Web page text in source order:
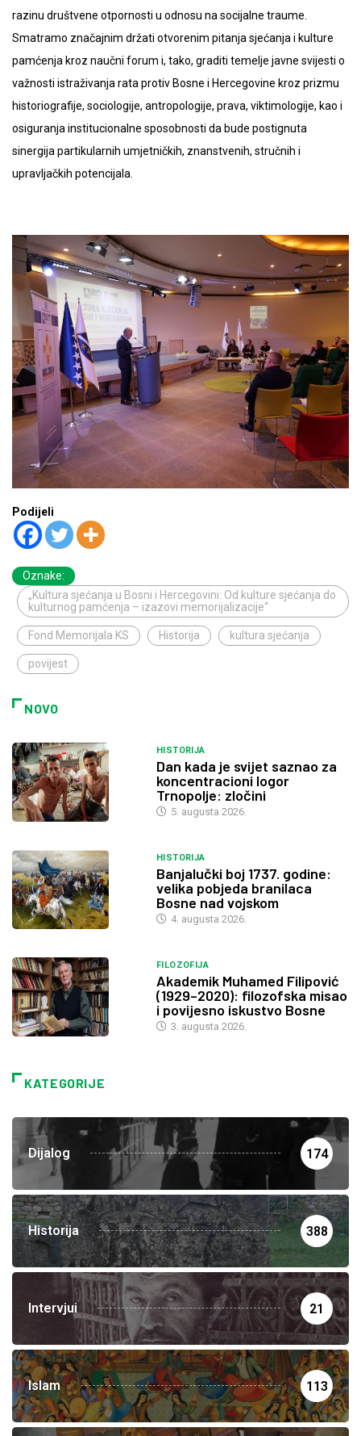
razinu društvene otpornosti u odnosu na socijalne traume.
Smatramo značajnim držati otvorenim pitanja sjećanja i kulture
pamćenja kroz naučni forum i, tako, graditi temelje javne svijesti o
važnosti istraživanja rata protiv Bosne i Hercegovine kroz prizmu
historiografije, sociologije, antropologije, prava, viktimologije, kao i
osiguranja institucionalne sposobnosti da bude postignuta
sinergija partikularnih umjetničkih, znanstvenih, stručnih i
upravljačkih potencijala.
Podijeli
Oznake:
„Kultura sjećanja u Bosni i Hercegovini: Od kulture sjećanja do
kulturnog pamćenja – izazovi memorijalizacije“
Fond Memorijala KS Historija kultura sjećanja
povijest
NOVO
HISTORIJA
Dan kada je svijet saznao za
koncentracioni logor
Trnopolje: zločini
5. augusta 2026.
HISTORIJA
Banjalučki boj 1737. godine:
velika pobjeda branilaca
Bosne nad vojskom
4. augusta 2026.
FILOZOFIJA
Akademik Muhamed Filipović
(1929–2020): filozofska misao
i povijesno iskustvo Bosne
3. augusta 2026.
KATEGORIJE
Dijalog 174
Historija 388
Intervjui 21
Islam 113